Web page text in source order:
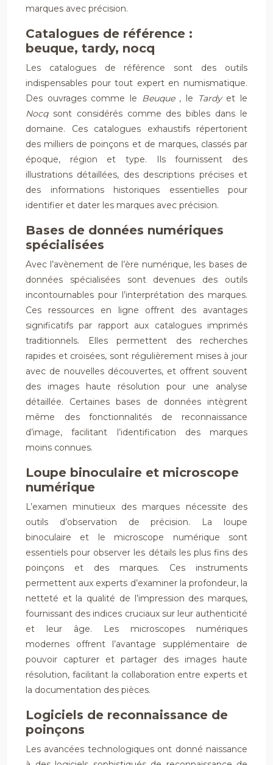
marques avec précision.
Catalogues de référence :
beuque, tardy, nocq
Les catalogues de référence sont des outils
indispensables pour tout expert en numismatique.
Des ouvrages comme le Beuque , le Tardy et le
Nocq sont considérés comme des bibles dans le
domaine. Ces catalogues exhaustifs répertorient
des milliers de poinçons et de marques, classés par
époque, région et type. Ils fournissent des
illustrations détaillées, des descriptions précises et
des informations historiques essentielles pour
identifier et dater les marques avec précision.
Bases de données numériques
spécialisées
Avec l’avènement de l’ère numérique, les bases de
données spécialisées sont devenues des outils
incontournables pour l’interprétation des marques.
Ces ressources en ligne offrent des avantages
significatifs par rapport aux catalogues imprimés
traditionnels. Elles permettent des recherches
rapides et croisées, sont régulièrement mises à jour
avec de nouvelles découvertes, et offrent souvent
des images haute résolution pour une analyse
détaillée. Certaines bases de données intègrent
même des fonctionnalités de reconnaissance
d’image, facilitant l’identification des marques
moins connues.
Loupe binoculaire et microscope
numérique
L’examen minutieux des marques nécessite des
outils d’observation de précision. La loupe
binoculaire et le microscope numérique sont
essentiels pour observer les détails les plus fins des
poinçons et des marques. Ces instruments
permettent aux experts d’examiner la profondeur, la
netteté et la qualité de l’impression des marques,
fournissant des indices cruciaux sur leur authenticité
et leur âge. Les microscopes numériques
modernes offrent l’avantage supplémentaire de
pouvoir capturer et partager des images haute
résolution, facilitant la collaboration entre experts et
la documentation des pièces.
Logiciels de reconnaissance de
poinçons
Les avancées technologiques ont donné naissance